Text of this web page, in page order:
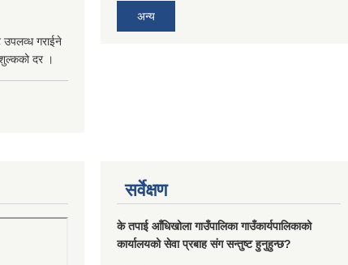
उपलव्ध गराईने
शुल्कको दर ।
अन्य
सर्वेक्षण
के तपाई आँधिखोला गाउँपालिका गाउँकार्यपालिकाको
कार्यालयको सेवा प्रबाह संग सन्तुष्ट हुनुहुन्छ?